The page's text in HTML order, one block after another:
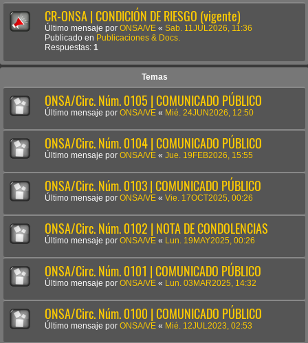
CR-ONSA | CONDICIÓN DE RIESGO (vigente)
Último mensaje por ONSA/VE « Sab. 11JUL2026, 11:36
Publicado en Publicaciones & Docs.
Respuestas: 1
Temas
ONSA/Circ. Núm. 0105 | COMUNICADO PÚBLICO
Último mensaje por ONSA/VE « Mié. 24JUN2026, 12:50
ONSA/Circ. Núm. 0104 | COMUNICADO PÚBLICO
Último mensaje por ONSA/VE « Jue. 19FEB2026, 15:55
ONSA/Circ. Núm. 0103 | COMUNICADO PÚBLICO
Último mensaje por ONSA/VE « Vie. 17OCT2025, 00:26
ONSA/Circ. Núm. 0102 | NOTA DE CONDOLENCIAS
Último mensaje por ONSA/VE « Lun. 19MAY2025, 00:26
ONSA/Circ. Núm. 0101 | COMUNICADO PÚBLICO
Último mensaje por ONSA/VE « Lun. 03MAR2025, 14:32
ONSA/Circ. Núm. 0100 | COMUNICADO PÚBLICO
Último mensaje por ONSA/VE « Mié. 12JUL2023, 02:53